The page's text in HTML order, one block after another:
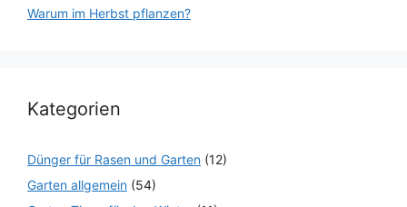
Warum im Herbst pflanzen?
Kategorien
Dünger für Rasen und Garten (12)
Garten allgemein (54)